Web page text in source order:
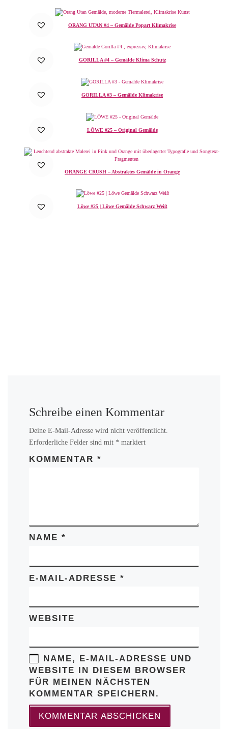
ORANG UTAN #4 – Gemälde Popart Klimakrise
GORILLA #4 – Gemälde Klima Schutz
GORILLA #3 – Gemälde Klimakrise
LÖWE #25 – Original Gemälde
ORANGE CRUSH – Abstraktes Gemälde in Orange
Löwe #25 | Löwe Gemälde Schwarz Weiß
Schreibe einen Kommentar
Deine E-Mail-Adresse wird nicht veröffentlicht.
Erforderliche Felder sind mit * markiert
KOMMENTAR*
NAME*
E-MAIL-ADRESSE*
WEBSITE
NAME, E-MAIL-ADRESSE UND
WEBSITE IN DIESEM BROWSER
FÜR MEINEN NÄCHSTEN
KOMMENTAR SPEICHERN.